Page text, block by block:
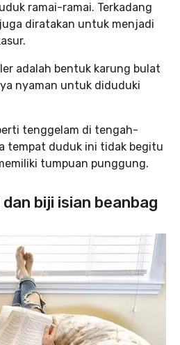
ramai-ramai. Terkadang
diratakan untuk menjadi
adalah bentuk karung bulat
nyaman untuk diduduki
tenggelam di tengah-
tempat duduk ini tidak begitu
tumpuan punggung.
biji isian beanbag